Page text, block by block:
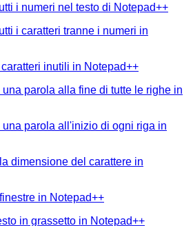
i numeri nel testo di Notepad++
i caratteri tranne i numeri in
inutili in Notepad++
parola alla fine di tutte le righe in
parola all'inizio di ogni riga in
dimensione del carattere in
in Notepad++
in grassetto in Notepad++